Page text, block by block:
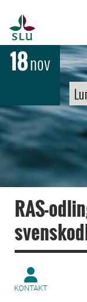
18nov
RAS-
KONTAKT